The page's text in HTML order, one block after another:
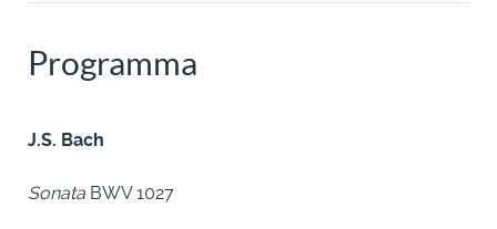
Programma
J.S. Bach
Sonata BWV 1027